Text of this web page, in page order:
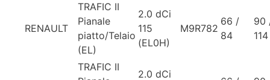
RENAULT
TRAFIC II
Pianale
piatto/Telaio
(EL)
2.0 dCi
115
(EL0H)
M9R782
66 /
84
90
114
TRAFIC II
2.0 dCi